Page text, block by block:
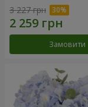
3 227 грн
Замовити